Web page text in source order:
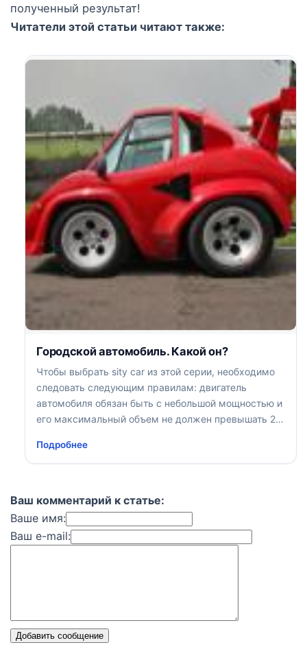
полученный результат!
Читатели этой статьи читают также:
Городской автомобиль. Какой он?
Чтобы выбрать sity car из этой серии, необходимо
следовать следующим правилам: двигатель
автомобиля обязан быть с небольшой мощностью и
его максимальный объем не должен превышать 2,
Подробнее
Ваш комментарий к статье:
Ваше имя:
Ваш e-mail:
Добавить сообщение